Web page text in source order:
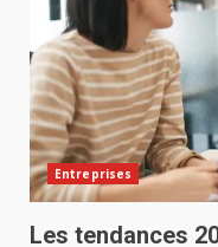
Entreprises
Les tendances